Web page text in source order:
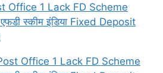
Office 1 Lack FD Scheme
स्कीम इंडिया Fixed Deposit
Office 1 Lack FD Scheme